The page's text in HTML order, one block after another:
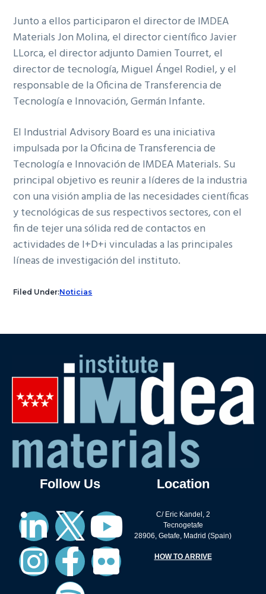
Junto a ellos participaron el director de IMDEA
Materials Jon Molina, el director científico Javier
LLorca, el director adjunto Damien Tourret, el
director de tecnología, Miguel Ángel Rodiel, y el
responsable de la Oficina de Transferencia de
Tecnología e Innovación, Germán Infante.
El Industrial Advisory Board es una iniciativa
impulsada por la Oficina de Transferencia de
Tecnología e Innovación de IMDEA Materials. Su
principal objetivo es reunir a líderes de la industria
con una visión amplia de las necesidades científicas
y tecnológicas de sus respectivos sectores, con el
fin de tejer una sólida red de contactos en
actividades de I+D+i vinculadas a las principales
líneas de investigación del instituto.
Filed Under:Noticias
Follow Us Location
C/ Eric Kandel, 2
Tecnogetafe
28906, Getafe, Madrid (Spain)
HOW TO ARRIVE